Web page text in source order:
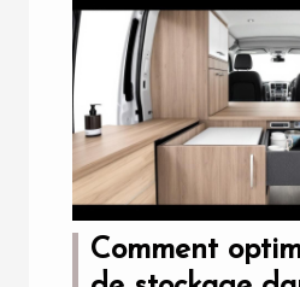
Comment